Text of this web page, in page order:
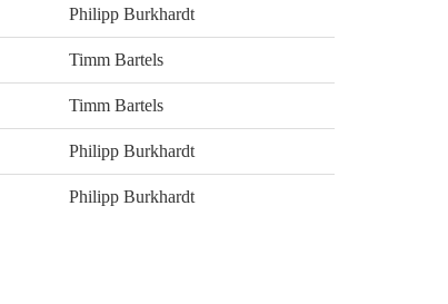
Philipp Burkhardt
Timm Bartels
Timm Bartels
Philipp Burkhardt
Philipp Burkhardt